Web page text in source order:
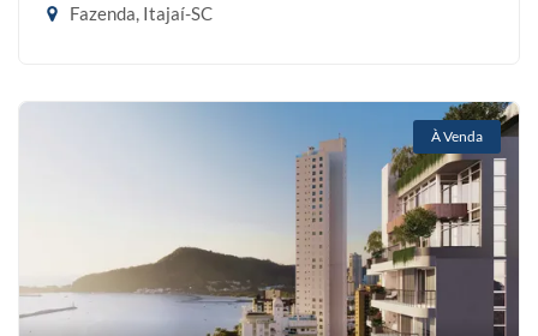
Fazenda, Itajaí-SC
À Venda